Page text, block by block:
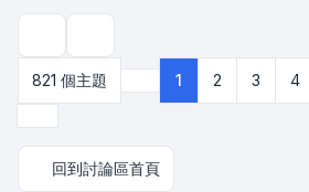
821 個主題
第1 頁 (共 33 頁)
1 2 3 4
回到討論區首頁